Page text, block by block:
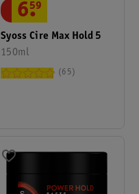
Syoss Cire Max Hold 5
150ml
6.
59
65